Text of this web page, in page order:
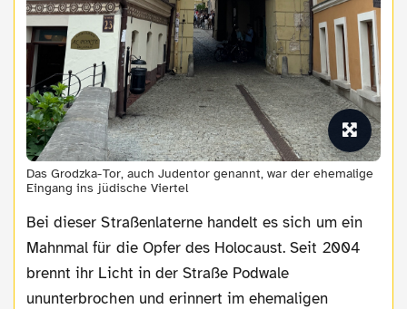
Das Grodzka-Tor, auch Judentor genannt, war der ehemalige
Eingang ins jüdische Viertel
Bei dieser Straßenlaterne handelt es sich um ein
Mahnmal für die Opfer des Holocaust. Seit 2004
brennt ihr Licht in der Straße Podwale
ununterbrochen und erinnert im ehemaligen